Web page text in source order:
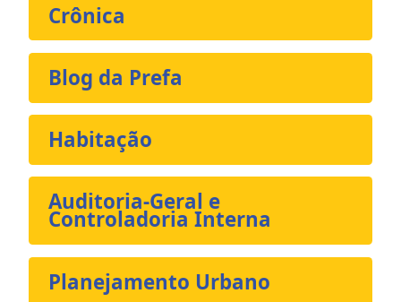
Crônica
Blog da Prefa
Habitação
Auditoria-Geral e
Controladoria Interna
Planejamento Urbano